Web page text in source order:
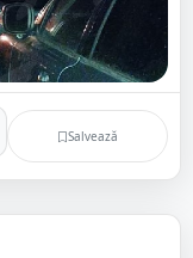
Salvează